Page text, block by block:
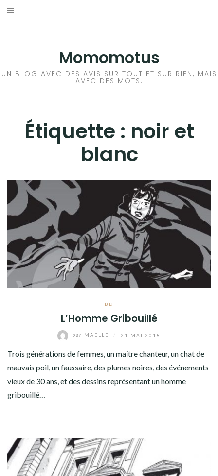
Aller
Momomotus
UN BLOG AVEC DES AVIS SUR TOUT ET SUR RIEN, MAIS
AVEC DES MOTS.
Étiquette : noir et
blanc
BD
L’Homme Gribouillé
par MAELLE 21 MAI 2018
Trois générations de femmes, un maître chanteur, un chat de
mauvais poil, un faussaire, des plumes noires, des événements
vieux de 30 ans, et des dessins représentant un homme
gribouillé…
FILM
JEUX VIDÉO